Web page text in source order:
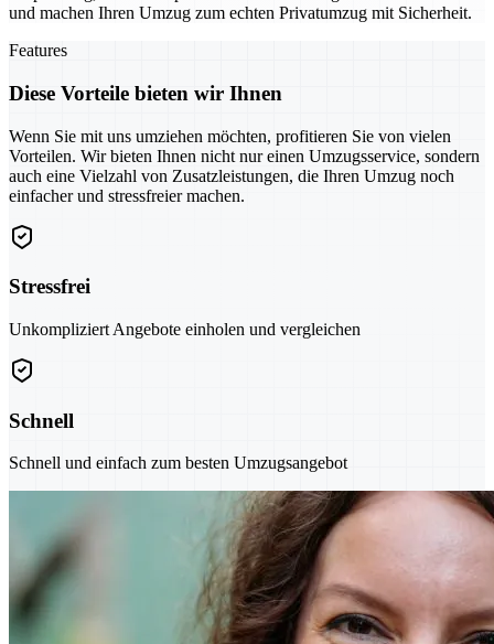
und machen Ihren Umzug zum echten Privatumzug mit Sicherheit.
Features
Diese Vorteile bieten wir Ihnen
Wenn Sie mit uns umziehen möchten, profitieren Sie von vielen
Vorteilen. Wir bieten Ihnen nicht nur einen Umzugsservice, sondern
auch eine Vielzahl von Zusatzleistungen, die Ihren Umzug noch
einfacher und stressfreier machen.
Stressfrei
Unkompliziert Angebote einholen und vergleichen
Schnell
Schnell und einfach zum besten Umzugsangebot